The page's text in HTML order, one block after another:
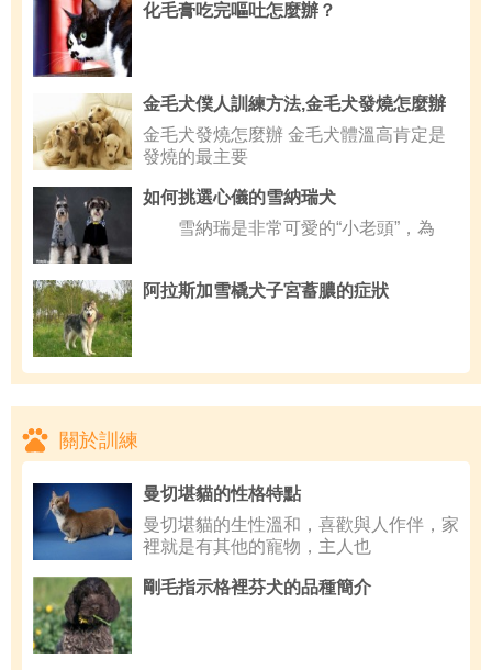
化毛膏吃完嘔吐怎麼辦？
金毛犬僕人訓練方法,金毛犬發燒怎麼辦
金毛犬發燒怎麼辦 金毛犬體溫高肯定是
發燒的最主要
如何挑選心儀的雪納瑞犬
雪納瑞是非常可愛的“小老頭”，為
阿拉斯加雪橇犬子宮蓄膿的症狀
關於訓練
曼切堪貓的性格特點
曼切堪貓的生性溫和，喜歡與人作伴，家
裡就是有其他的寵物，主人也
剛毛指示格裡芬犬的品種簡介